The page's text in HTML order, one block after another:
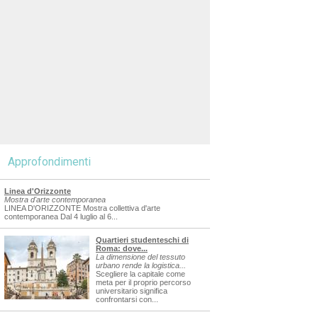
Approfondimenti
Linea d'Orizzonte
Mostra d'arte contemporanea
LINEA D'ORIZZONTE Mostra collettiva d'arte
contemporanea Dal 4 luglio al 6...
Quartieri studenteschi di
Roma: dove...
La dimensione del tessuto
urbano rende la logistica...
Scegliere la capitale come
meta per il proprio percorso
universitario significa
confrontarsi con...